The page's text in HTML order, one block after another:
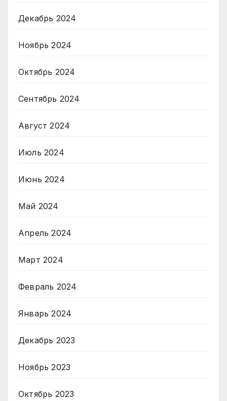
Декабрь 2024
Ноябрь 2024
Октябрь 2024
Сентябрь 2024
Август 2024
Июль 2024
Июнь 2024
Май 2024
Апрель 2024
Март 2024
Февраль 2024
Январь 2024
Декабрь 2023
Ноябрь 2023
Октябрь 2023